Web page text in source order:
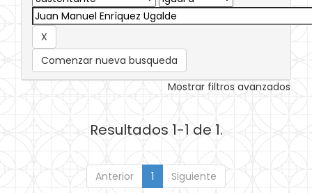
Comenzar nueva busqueda
Mostrar filtros avanzados
Resultados 1-1 de 1.
Anterior 1 Siguiente